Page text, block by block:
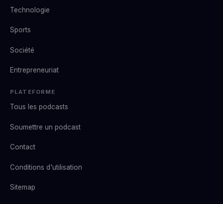
Technologie
Sports
Société
Entrepreneuriat
PLATEFORME
Tous les podcasts
Soumettre un podcast
Contact
Conditions d'utilisation
Sitemap